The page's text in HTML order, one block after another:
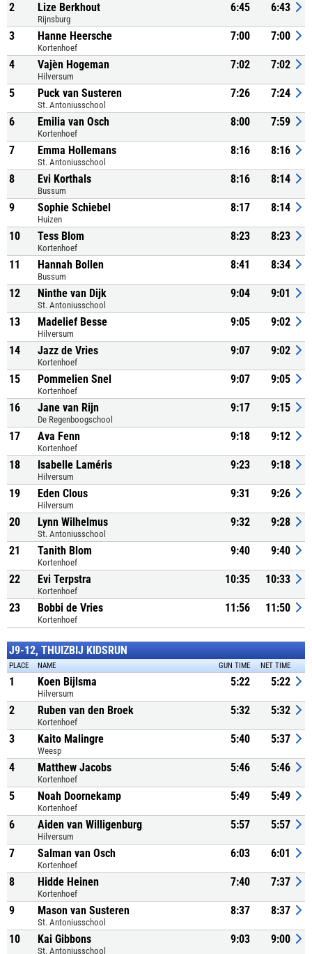
2 Lize Berkhout
Rijnsburg
6:45 6:43
3 Hanne Heersche
Kortenhoef
7:00 7:00
4 Vajèn Hogeman
Hilversum
7:02 7:02
5 Puck van Susteren
St. Antoniusschool
7:26 7:24
6 Emilia van Osch
Kortenhoef
8:00 7:59
7 Emma Hollemans
St. Antoniusschool
8:16 8:16
8 Evi Korthals
Bussum
8:16 8:14
9 Sophie Schiebel
Huizen
8:17 8:14
10 Tess Blom
Kortenhoef
8:23 8:23
11 Hannah Bollen
Bussum
8:41 8:34
12 Ninthe van Dijk
St. Antoniusschool
9:04 9:01
13 Madelief Besse
Hilversum
9:05 9:02
14 Jazz de Vries
Kortenhoef
9:07 9:02
15 Pommelien Snel
Kortenhoef
9:07 9:05
16 Jane van Rijn
De Regenboogschool
9:17 9:15
17 Ava Fenn
Kortenhoef
9:18 9:12
18 Isabelle Laméris
Hilversum
9:23 9:18
19 Eden Clous
Hilversum
9:31 9:26
20 Lynn Wilhelmus
St. Antoniusschool
9:32 9:28
21 Tanith Blom
Kortenhoef
9:40 9:40
22 Evi Terpstra
Kortenhoef
10:35 10:33
23 Bobbi de Vries
Kortenhoef
11:56 11:50
J9-12, THUIZBIJ KIDSRUN
PLACE NAME GUN TIME NET TIME
1 Koen Bijlsma
Hilversum
5:22 5:22
2 Ruben van den Broek
Kortenhoef
5:32 5:32
3 Kaito Malingre
Weesp
5:40 5:37
4 Matthew Jacobs
Kortenhoef
5:46 5:46
5 Noah Doornekamp
Kortenhoef
5:49 5:49
6 Aiden van Willigenburg
Hilversum
5:57 5:57
7 Salman van Osch
Kortenhoef
6:03 6:01
8 Hidde Heinen
Kortenhoef
7:40 7:37
9 Mason van Susteren
St. Antoniusschool
8:37 8:37
10 Kai Gibbons
St. Antoniusschool
9:03 9:00